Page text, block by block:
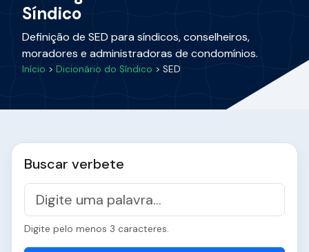
Síndico
Definição de SED para síndicos, conselheiros,
moradores e administradoras de condomínios.
Início > Dicionário do Síndico > SED
Buscar verbete
Digite pelo menos 3 caracteres.